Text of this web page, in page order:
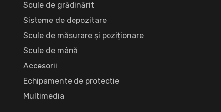
Scule de grădinărit
Sisteme de depozitare
Scule de măsurare și poziționare
Scule de mână
Accesorii
Echipamente de protectie
Multimedia